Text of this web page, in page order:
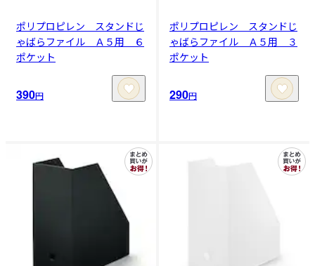
ポリプロピレン スタンドじ
ゃばらファイル Ａ５用 ６
ポケット
390円
ポリプロピレン スタンドじ
ゃばらファイル Ａ５用 ３
ポケット
290円